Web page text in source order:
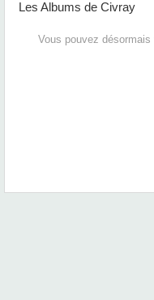
Les Albums de Civray
Vous pouvez